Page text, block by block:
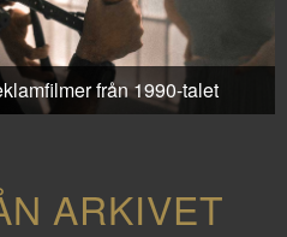
från 1990-talet
ARKIVET